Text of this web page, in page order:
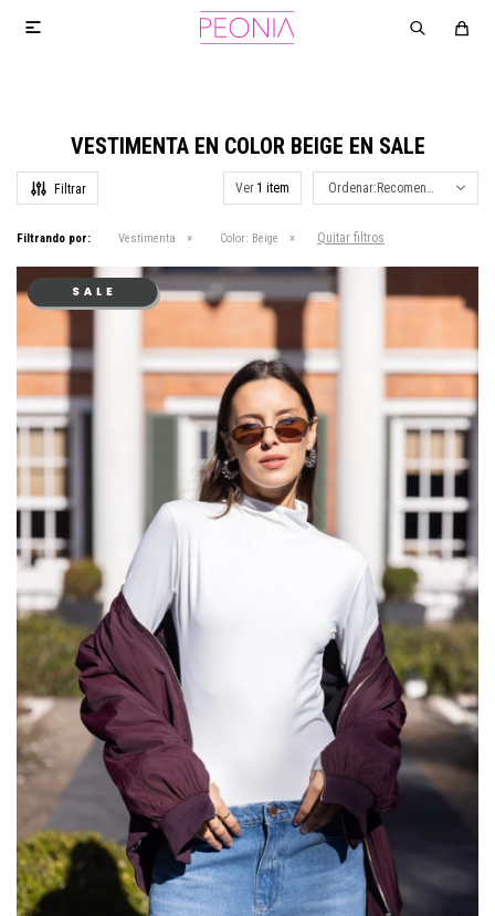

VESTIMENTA EN COLOR BEIGE EN SALE
Ver Recomendados
Filtrando por: Vestimenta Color: Beige Quitar filtros